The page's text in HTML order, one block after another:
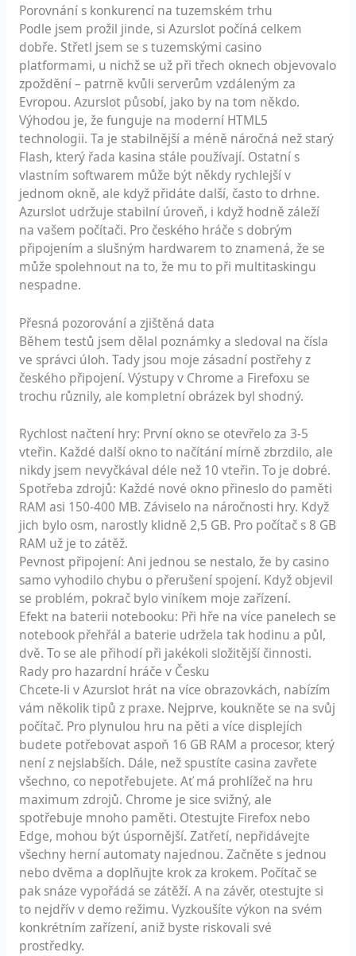
Porovnání s konkurencí na tuzemském trhu
Podle jsem prožil jinde, si Azurslot počíná celkem
dobře. Střetl jsem se s tuzemskými casino
platformami, u nichž se už při třech oknech objevovalo
zpoždění – patrně kvůli serverům vzdáleným za
Evropou. Azurslot působí, jako by na tom někdo.
Výhodou je, že funguje na moderní HTML5
technologii. Ta je stabilnější a méně náročná než starý
Flash, který řada kasina stále používají. Ostatní s
vlastním softwarem může být někdy rychlejší v
jednom okně, ale když přidáte další, často to drhne.
Azurslot udržuje stabilní úroveň, i když hodně záleží
na vašem počítači. Pro českého hráče s dobrým
připojením a slušným hardwarem to znamená, že se
může spolehnout na to, že mu to při multitaskingu
nespadne.
Přesná pozorování a zjištěná data
Během testů jsem dělal poznámky a sledoval na čísla
ve správci úloh. Tady jsou moje zásadní postřehy z
českého připojení. Výstupy v Chrome a Firefoxu se
trochu různily, ale kompletní obrázek byl shodný.
Rychlost načtení hry: První okno se otevřelo za 3-5
vteřin. Každé další okno to načítání mírně zbrzdilo, ale
nikdy jsem nevyčkával déle než 10 vteřin. To je dobré.
Spotřeba zdrojů: Každé nové okno přineslo do paměti
RAM asi 150-400 MB. Záviselo na náročnosti hry. Když
jich bylo osm, narostly klidně 2,5 GB. Pro počítač s 8 GB
RAM už je to zátěž.
Pevnost připojení: Ani jednou se nestalo, že by casino
samo vyhodilo chybu o přerušení spojení. Když objevil
se problém, pokrač bylo viníkem moje zařízení.
Efekt na baterii notebooku: Při hře na více panelech se
notebook přehřál a baterie udržela tak hodinu a půl,
dvě. To se ale přihodí při jakékoli složitější činnosti.
Rady pro hazardní hráče v Česku
Chcete-li v Azurslot hrát na více obrazovkách, nabízím
vám několik tipů z praxe. Nejprve, koukněte se na svůj
počítač. Pro plynulou hru na pěti a více displejích
budete potřebovat aspoň 16 GB RAM a procesor, který
není z nejslabších. Dále, než spustíte casina zavřete
všechno, co nepotřebujete. Ať má prohlížeč na hru
maximum zdrojů. Chrome je sice svižný, ale
spotřebuje mnoho paměti. Otestujte Firefox nebo
Edge, mohou být úspornější. Zatřetí, nepřidávejte
všechny herní automaty najednou. Začněte s jednou
nebo dvěma a doplňujte krok za krokem. Počítač se
pak snáze vypořádá se zátěží. A na závěr, otestujte si
to nejdřív v demo režimu. Vyzkoušíte výkon na svém
konkrétním zařízení, aniž byste riskovali své
prostředky.